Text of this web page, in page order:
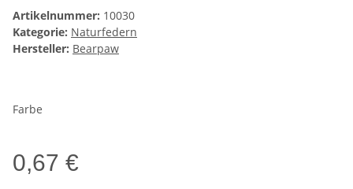
Artikelnummer: 10030
Kategorie: Naturfedern
Hersteller: Bearpaw
Farbe
0,67 €